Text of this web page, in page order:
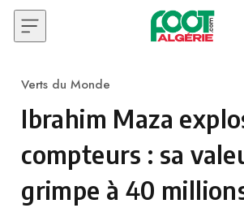
Skip to content
Category
Verts du Monde
Ibrahim Maza
compteurs : sa
grimpe à 40